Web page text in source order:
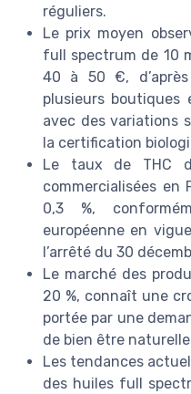
réguliers.
Le prix moyen
full spectrum de 10
40 à 50 €, d’après
plusieurs boutiques
avec des variations
la certification
Le taux de THC
commercialisées
0,3 %,
européenne en
l’arrêté du 30
Le marché des
20 %, connaît une
portée par une
de bien être
Les tendances
des huiles full